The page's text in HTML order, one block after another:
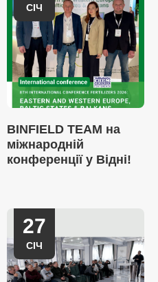
СІЧ
BINFIELD TEAM на
міжнародній
конференції у Відні!
27
СІЧ